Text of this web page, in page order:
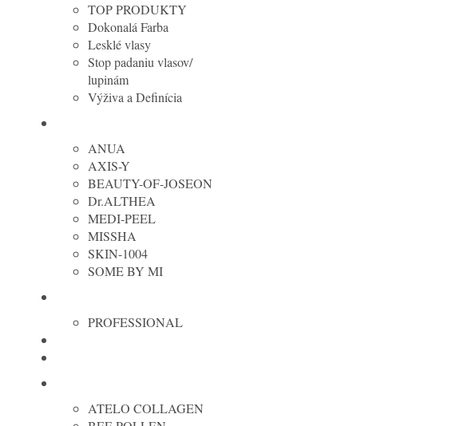
TOP PRODUKTY
Dokonalá Farba
Lesklé vlasy
Stop padaniu vlasov/
lupinám
Výživa a Definícia
ANUA
AXIS-Y
BEAUTY-OF-JOSEON
Dr.ALTHEA
MEDI-PEEL
MISSHA
SKIN-1004
SOME BY MI
PROFESSIONAL
ATELO COLLAGEN